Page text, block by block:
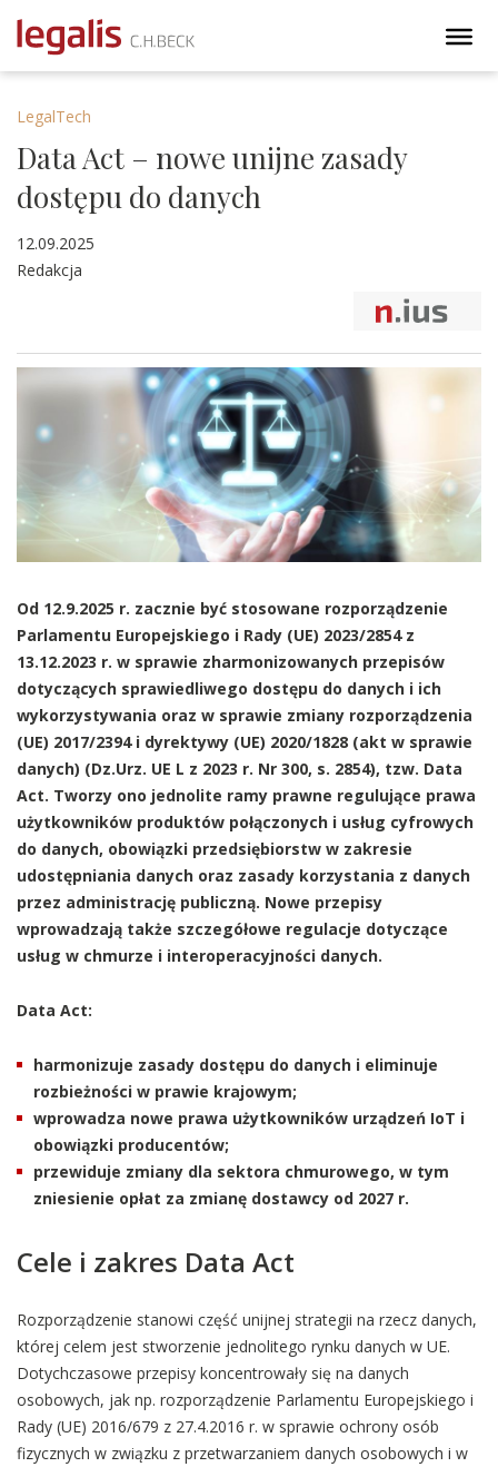
LegalTech
Data Act – nowe unijne zasady
dostępu do danych
12.09.2025
Redakcja
Od 12.9.2025 r. zacznie być stosowane rozporządzenie
Parlamentu Europejskiego i Rady (UE) 2023/2854 z
13.12.2023 r. w sprawie zharmonizowanych przepisów
dotyczących sprawiedliwego dostępu do danych i ich
wykorzystywania oraz w sprawie zmiany rozporządzenia
(UE) 2017/2394 i dyrektywy (UE) 2020/1828 (akt w sprawie
danych) (Dz.Urz. UE L z 2023 r. Nr 300, s. 2854), tzw. Data
Act. Tworzy ono jednolite ramy prawne regulujące prawa
użytkowników produktów połączonych i usług cyfrowych
do danych, obowiązki przedsiębiorstw w zakresie
udostępniania danych oraz zasady korzystania z danych
przez administrację publiczną. Nowe przepisy
wprowadzają także szczegółowe regulacje dotyczące
usług w chmurze i interoperacyjności danych.
Data Act:
harmonizuje zasady dostępu do danych i eliminuje
rozbieżności w prawie krajowym;
wprowadza nowe prawa użytkowników urządzeń IoT i
obowiązki producentów;
przewiduje zmiany dla sektora chmurowego, w tym
zniesienie opłat za zmianę dostawcy od 2027 r.
Cele i zakres Data Act
Rozporządzenie stanowi część unijnej strategii na rzecz danych,
której celem jest stworzenie jednolitego rynku danych w UE.
Dotychczasowe przepisy koncentrowały się na danych
osobowych, jak np. rozporządzenie Parlamentu Europejskiego i
Rady (UE) 2016/679 z 27.4.2016 r. w sprawie ochrony osób
fizycznych w związku z przetwarzaniem danych osobowych i w